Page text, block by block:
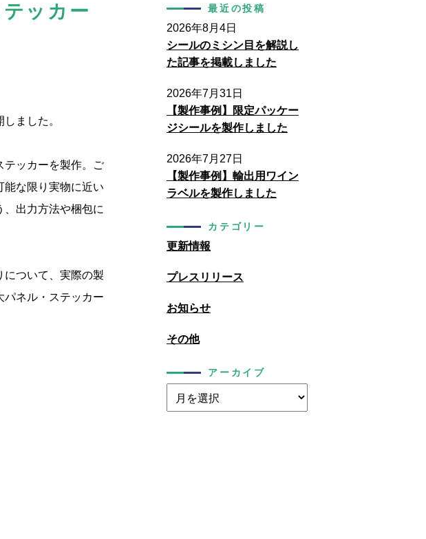
ッカー
ました。
テッカーを製作。ご
能な限り実物に近い
出力方法や梱包に
について、実際の製
パネル・ステッカー
最近の投稿
2026年8月4日
シールのミシン目を解説し
た記事を掲載しました
2026年7月31日
【製作事例】限定パッケー
ジシールを製作しました
2026年7月27日
【製作事例】輸出用ワイン
ラベルを製作しました
カテゴリー
更新情報
プレスリリース
お知らせ
その他
アーカイブ